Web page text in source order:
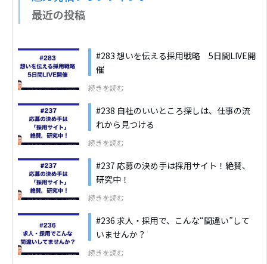
最近の投稿
#283 想いを伝える採用戦略 5日間LIVE開
催
続きを読む
#238 自社のいいところ探しは、仕事の流
れから見つける
続きを読む
#237 応募の決め手は採用サイト！絶賛、
研究中！
続きを読む
#236 求人・採用で、こんな“間違い”して
いませんか？
続きを読む